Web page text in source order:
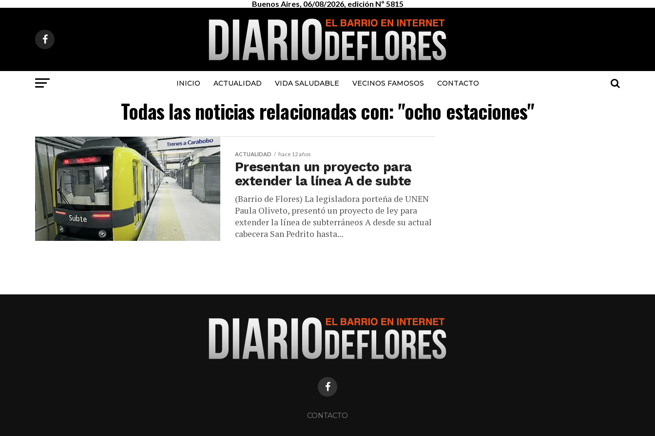
Buenos Aires, 06/08/2026, edición Nº 5815
INICIO ACTUALIDAD VIDA SALUDABLE VECINOS FAMOSOS CONTACTO
Todas las noticias relacionadas con: "ocho estaciones"
ACTUALIDAD hace 12 años
Presentan un proyecto para
extender la línea A de subte
(Barrio de Flores) La legisladora porteña de UNEN
Paula Oliveto, presentó un proyecto de ley para
extender la línea de subterráneos A desde su actual
cabecera San Pedrito hasta...
CONTACTO